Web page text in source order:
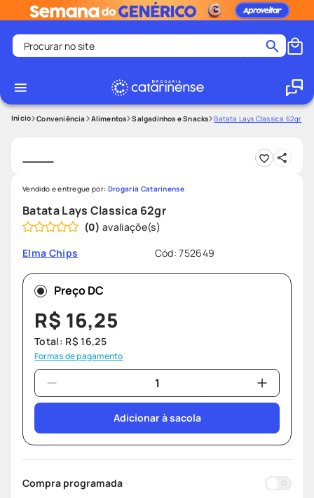
Procurar no site
1
2º
medley
4º
shampoo
5º
tadalafila
6º
lenço umedecido
7º
ozivy
8º
protetor solar
9º
fralda pampers
º teste gravidez
Conveniência Alimentos Salgadinhos e Snacks Batata Lays Classica 62gr
Batata Lays Classica 62gr
(0)
Elma Chips
Cód:752649
Vendido e entregue por: Drogaria Catarinense
Preço DC
R$ 16,25
Total: R$ 16,25
Formas de pagamento
Adicionar à sacola
Compra programada